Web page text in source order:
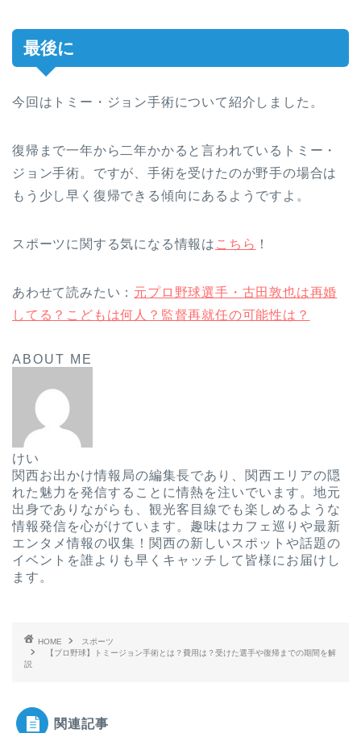
最後に
今回はトミー・ジョン手術について紹介しました。
復帰まで一年から二年かかると言われているトミー・
ジョン手術。ですが、手術を受けたのが野手の場合は
もう少し早く復帰できる傾向にあるようですよ。
スポーツに関する気になる情報は こちら ！
あわせて読みたい： 元プロ野球選手・古田敦也は再婚
してる？こどもは何人？監督再就任の可能性は？
ABOUT ME
けい
関西お出かけ情報局の編集長であり、関西エリアの隠
れた魅力を発信することに情熱を注いでいます。地元
出身でありながらも、観光客目線でも楽しめるような
情報発信を心がけています。趣味はカフェ巡りや最新
エンタメ情報の収集！関西の新しいスポットや話題の
イベントを誰よりも早くキャッチして皆様にお届けし
ます。
HOME
スポーツ
【プロ野球】トミージョン手術とは？費用は？受けた選手や復帰までの期間を解
説
関連記事